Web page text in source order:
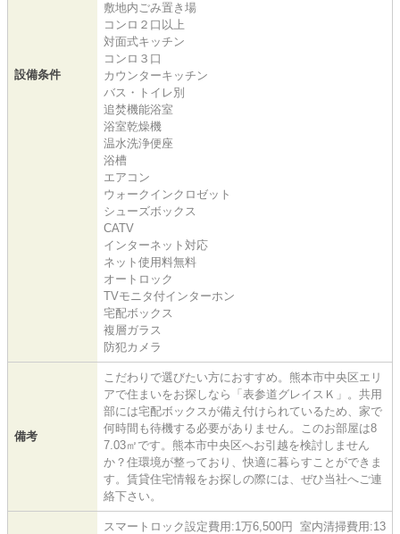
設備条件
敷地内ごみ置き場
コンロ２口以上
対面式キッチン
コンロ３口
カウンターキッチン
バス・トイレ別
追焚機能浴室
浴室乾燥機
温水洗浄便座
浴槽
エアコン
ウォークインクロゼット
シューズボックス
CATV
インターネット対応
ネット使用料無料
オートロック
TVモニタ付インターホン
宅配ボックス
複層ガラス
防犯カメラ
備考
こだわりで選びたい方におすすめ。熊本市中央区エリ
アで住まいをお探しなら「表参道グレイスＫ」。共用
部には宅配ボックスが備え付けられているため、家で
何時間も待機する必要がありません。このお部屋は8
7.03㎡です。熊本市中央区へお引越を検討しません
か？住環境が整っており、快適に暮らすことができま
す。賃貸住宅情報をお探しの際には、ぜひ当社へご連
絡下さい。
スマートロック設定費用:1万6,500円 室内清掃費用:13